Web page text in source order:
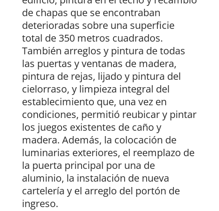
de chapas que se encontraban
deterioradas sobre una superficie
total de 350 metros cuadrados.
También arreglos y pintura de todas
las puertas y ventanas de madera,
pintura de rejas, lijado y pintura del
cielorraso, y limpieza integral del
establecimiento que, una vez en
condiciones, permitió reubicar y pintar
los juegos existentes de caño y
madera. Además, la colocación de
luminarias exteriores, el reemplazo de
la puerta principal por una de
aluminio, la instalación de nueva
cartelería y el arreglo del portón de
ingreso.